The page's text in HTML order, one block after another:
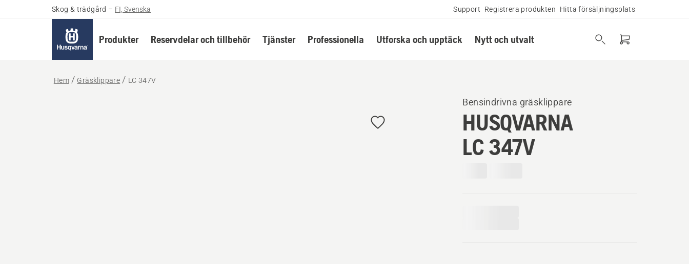
Skog & trädgård – FI, Svenska Support Registrera produkten Hitta försäljningsplats
Produkter Reservdelar och tillbehör Tjänster Professionella Utforska och upptäck Nytt och utvalt
Hem Gräsklippare LC 347V
Bensindrivna gräsklippare
HUSQVARNA
LC 347V